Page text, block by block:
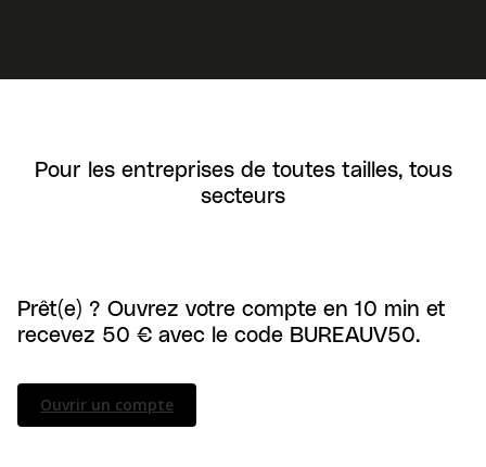
Pour les entreprises de toutes tailles, tous
secteurs
Prêt(e) ? Ouvrez votre compte en 10 min et
recevez 50 € avec le code BUREAUV50.
Ouvrir un compte